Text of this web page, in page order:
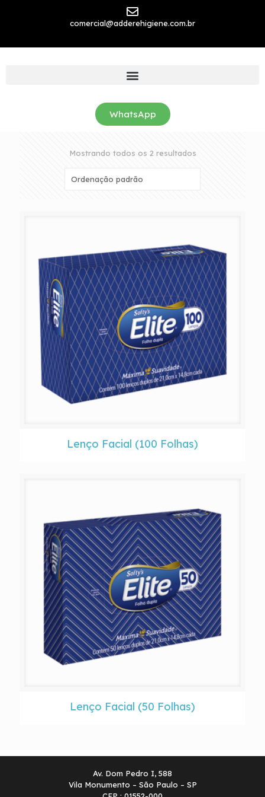
comercial@adderehigiene.com.br
WhatsApp
Mostrando todos os 2 resultados
Lenço Facial (100 Folhas)
Lenço Facial (50 Folhas)
Av. Dom Pedro I, 588
Vila Monumento – São Paulo – SP